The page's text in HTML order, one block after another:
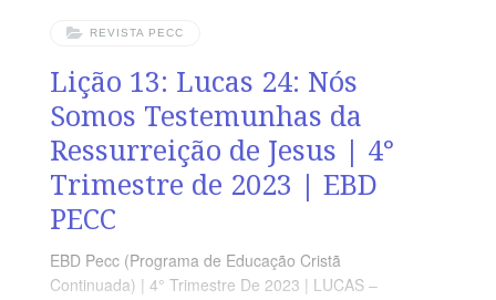
REVISTA PECC
Lição 13: Lucas 24: Nós
Somos Testemunhas da
Ressurreição de Jesus | 4°
Trimestre de 2023 | EBD
PECC
EBD Pecc (Programa de Educação Cristã
Continuada) | 4° Trimestre De 2023 | LUCAS –